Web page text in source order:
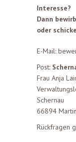
Interesse?
Dann
oder
E-Mail:
Post:
Frau Anja
Schernau
66894
Rückfragen